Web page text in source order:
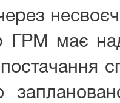
ГРМ має